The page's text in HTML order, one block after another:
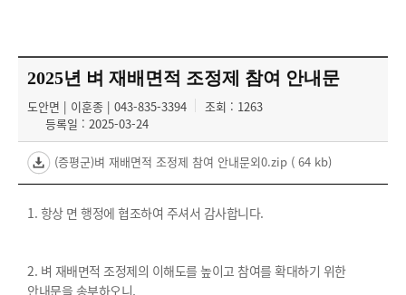
2025년 벼 재배면적 조정제 참여 안내문
도안면 | 이훈종 | 043-835-3394
조회 : 1263
등록일 : 2025-03-24
(증평군)벼 재배면적 조정제 참여 안내문외0.zip ( 64 kb)
1. 항상 면 행정에 협조하여 주셔서 감사합니다.
2. 벼 재배면적 조정제의 이해도를 높이고 참여를 확대하기 위한
안내문을 송부하오니,